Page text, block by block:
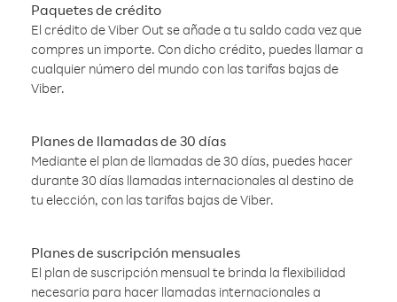
Paquetes de crédito
El crédito de Viber Out se añade a tu saldo cada vez que
compres un importe. Con dicho crédito, puedes llamar a
cualquier número del mundo con las tarifas bajas de
Viber.
Planes de llamadas de 30 días
Mediante el plan de llamadas de 30 días, puedes hacer
durante 30 días llamadas internacionales al destino de
tu elección, con las tarifas bajas de Viber.
Planes de suscripción mensuales
El plan de suscripción mensual te brinda la flexibilidad
necesaria para hacer llamadas internacionales a